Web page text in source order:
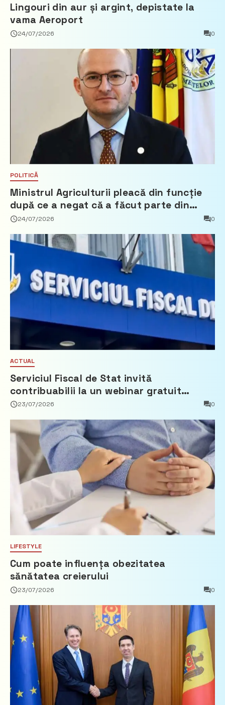
Lingouri din aur și argint, depistate la
vama Aeroport
24/07/2026 0
POLITICĂ
Ministrul Agriculturii pleacă din funcție
după ce a negat că a făcut parte din
Partidul Democrat
24/07/2026 0
ACTUAL
Serviciul Fiscal de Stat invită
contribuabilii la un webinar gratuit
privind calculul impozitului pe bunurile
23/07/2026 0
LIFESTYLE
Cum poate influența obezitatea
sănătatea creierului
23/07/2026 0